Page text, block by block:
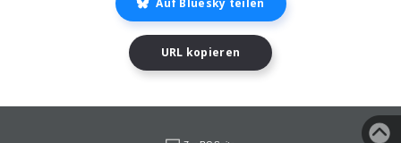
URL kopieren